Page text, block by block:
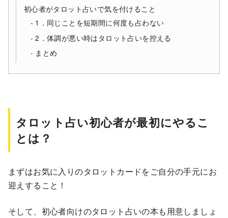
初心者がタロット占いで気を付けること
1．同じことを短期間に何度も占わない
2．体調が悪い時はタロット占いを控える
まとめ
タロット占い初心者が最初にやるこ
とは？
まずはお気に入りのタロットカードをご自分の手元にお
迎えすること！
そして、初心者向けのタロット占いの本も用意しましょ